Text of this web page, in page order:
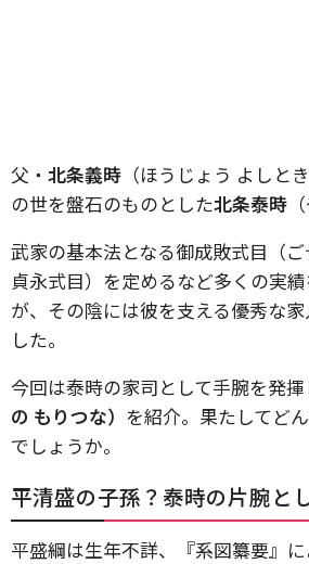
父・ 北条義時 （ほうじょう よしと
の世を盤石のものとした北条泰時
武家の基本法となる御成敗式目（ご
貞永式目）を定めるなど多くの実
が、その陰には彼を支える優秀な
した。
今回は泰時の家司として手腕を発
の もりつな） を紹介。果たしてど
でしょうか。
平清盛の子孫？泰時の片腕と
平盛綱は生年不詳、『系図纂要』